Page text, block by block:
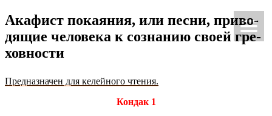
@Κύριεἐλέησον.με
Ки́рие эле́йсон
Ака­фист по­ка­я­ния, или песни, при­во­
дя­щие че­ло­ве­ка к со­зна­нию своей гре­
хов­но­сти
Пред­на­зна­чен для ке­лей­но­го чте­ния.
Кондак 1